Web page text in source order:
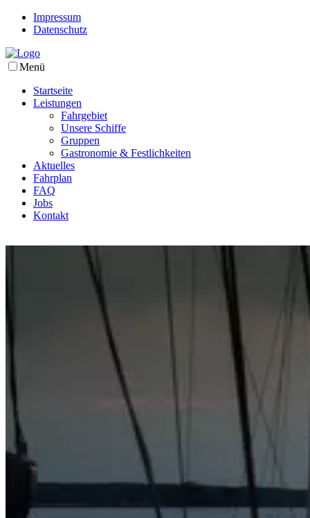
Impressum
Datenschutz
Menü
Startseite
Leistungen
Fahrgebiet
Unsere Schiffe
Gruppen
Gastronomie & Festlichkeiten
Aktuelles
Fahrplan
FAQ
Jobs
Kontakt